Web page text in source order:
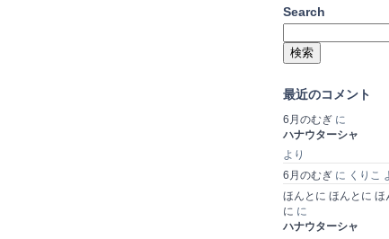
Search
索:
最近のコメント
6月のむぎ に
ハナウターシャ
より
6月のむぎ に くりこ
ほんとに ほんとに ほ
に に
ハナウターシャ